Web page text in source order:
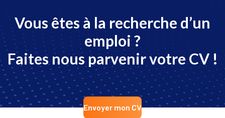
Vous êtes à la recherche d’un
emploi ?
Faites nous parvenir votre CV !
Envoyer mon CV